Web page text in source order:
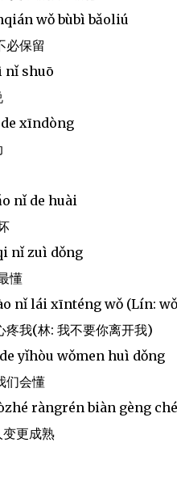
wǒ bùbì bǎoliú
必保留
nǐ shuō
xīndòng
nǐ de huài
nǐ zuì dǒng
懂
nǐ lái xīnténg wǒ (Lín:
疼我(林: 我不要你离开我)
yǐhòu wǒmen huì dǒng
们会懂
ràngrén biàn gèng
更成熟